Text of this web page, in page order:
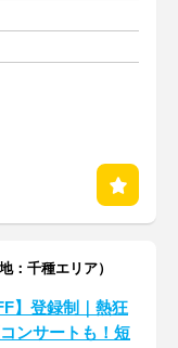
千種エリア）
】登録制｜熱狂
ンサートも！短